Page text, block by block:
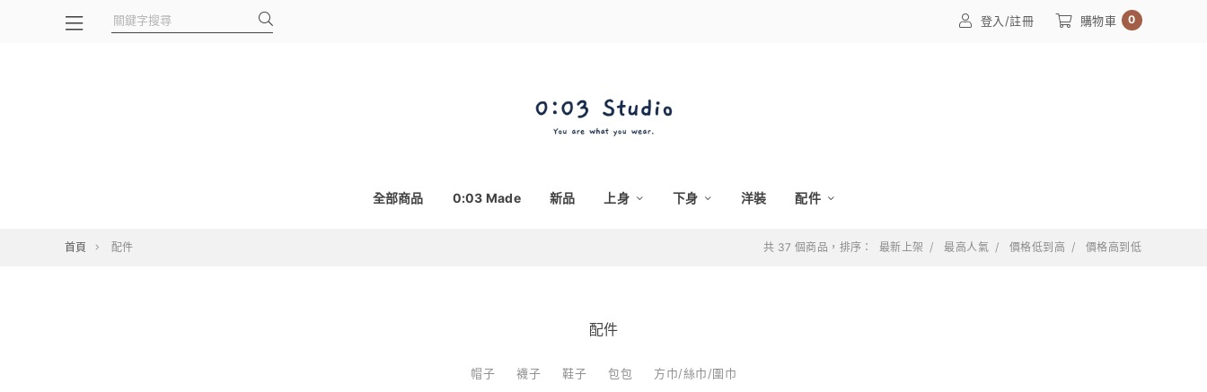
登入/註冊 購物車 0
全部商品 0:03 Made 新品 上身 下身 洋裝 配件
首頁 配件 共 37 個商品，排序： 最新上架 最高人氣 價格低到高 價格高到低
配件
帽子 襪子 鞋子 包包 方巾/絲巾/圍巾